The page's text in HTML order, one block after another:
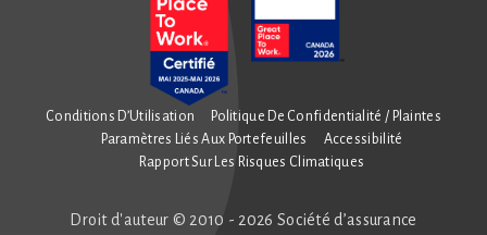
Conditions D’Utilisation
Politique De Confidentialité / Plaintes
Paramètres Liés Aux Portefeuilles
Accessibilité
Rapport Sur Les Risques Climatiques
Droit d'auteur © 2010 - 2026 Société d’assurance